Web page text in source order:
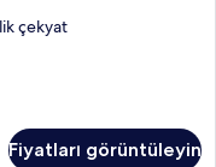
çekyat
Fiyatları görüntüleyin